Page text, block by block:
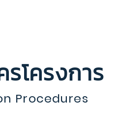
โครงการ
Procedures